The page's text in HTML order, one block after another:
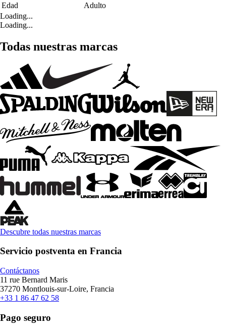
Edad
Adulto
Loading...
Loading...
Todas nuestras marcas
Descubre todas nuestras marcas
Servicio postventa en Francia
Contáctanos
11 rue Bernard Maris
37270 Montlouis-sur-Loire, Francia
+33 1 86 47 62 58
Pago seguro